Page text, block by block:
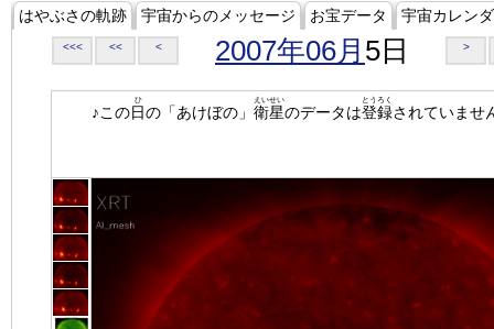
はやぶさの軌跡 宇宙からのメッセージ お宝データ 宇宙カレン
<<< << < 2007年06月 5日 >
♪この日
ひ
の「あけぼの」 衛星
えいせい
のデータは登録
とうろく
されていませ